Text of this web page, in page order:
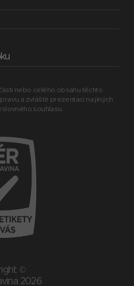
nebo celého obsahu těchto
a zvláště prezentaci na jiných
souhlasu.
©
2026